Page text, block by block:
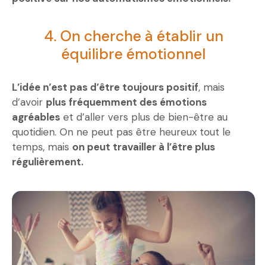
4. On cherche à établir un
équilibre émotionnel
L’idée n’est pas d’être toujours positif, mais
d’avoir plus fréquemment des émotions
agréables et d’aller vers plus de bien-être au
quotidien. On ne peut pas être heureux tout le
temps, mais on peut travailler à l’être plus
régulièrement.